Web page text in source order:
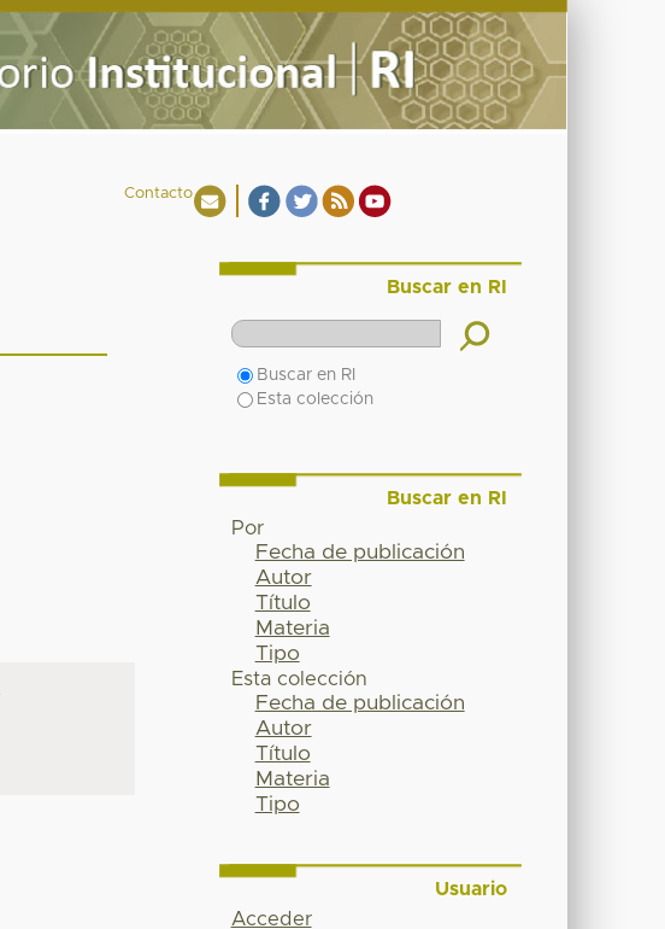
Contacto
Buscar en RI
Buscar en RI
Esta colección
Buscar en RI
Por
Fecha de publicación
Autor
Título
Materia
Tipo
Esta colección
Fecha de publicación
Autor
Título
Materia
Tipo
Usuario
Acceder